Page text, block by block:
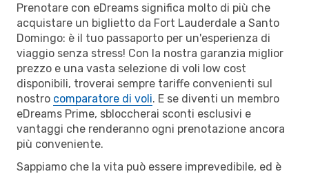
Prenotare con eDreams significa molto di più che
acquistare un biglietto da Fort Lauderdale a Santo
Domingo: è il tuo passaporto per un'esperienza di
viaggio senza stress! Con la nostra garanzia miglior
prezzo e una vasta selezione di voli low cost
disponibili, troverai sempre tariffe convenienti sul
nostro comparatore di voli. E se diventi un membro
eDreams Prime, sbloccherai sconti esclusivi e
vantaggi che renderanno ogni prenotazione ancora
più conveniente.
Sappiamo che la vita può essere imprevedibile, ed è